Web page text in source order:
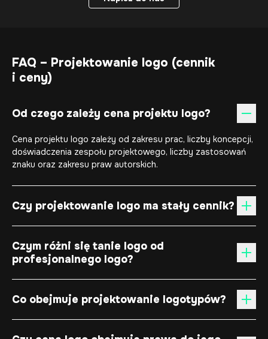
FAQ – Projektowanie logo (cennik
i ceny)
Od czego zależy cena projektu logo?
Cena projektu logo zależy od zakresu prac, liczby koncepcji,
doświadczenia zespołu projektowego, liczby zastosowań
znaku oraz zakresu praw autorskich.
Czy projektowanie logo ma stały cennik?
Czym różni się tanie logo od
profesjonalnego logo?
Co obejmuje projektowanie logotypów?